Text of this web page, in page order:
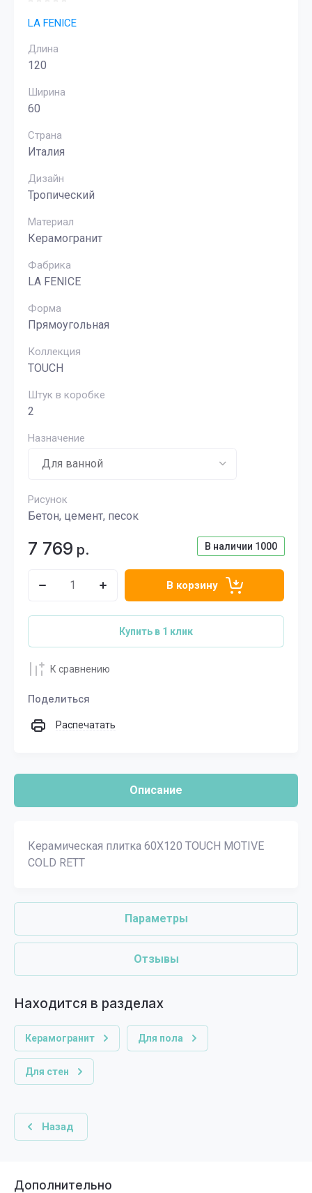
LA FENICE
Длина
120
Ширина
60
Страна
Италия
Дизайн
Тропический
Материал
Керамогранит
Фабрика
LA FENICE
Форма
Прямоугольная
Коллекция
TOUCH
Штук в коробке
2
Назначение
Рисунок
Бетон, цемент, песок
В наличии 1000
7 769 р.
В корзину
Купить в 1 клик
К сравнению
Поделиться
Распечатать
Описание
Керамическая плитка 60X120 TOUCH MOTIVE
COLD RETT
Параметры
Отзывы
Находится в разделах
Керамогранит Для пола
Для стен
Назад
Дополнительно